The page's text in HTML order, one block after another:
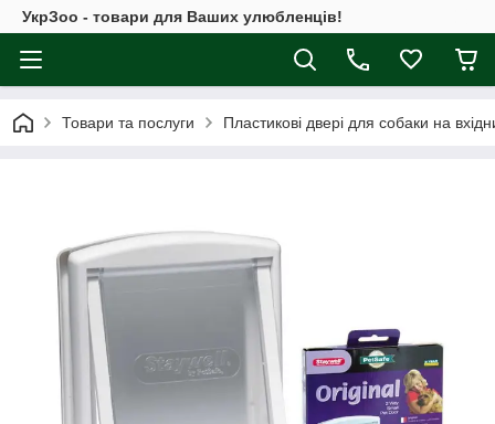
УкрЗоо - товари для Ваших улюбленців!
Товари та послуги Пластикові двері для собаки на